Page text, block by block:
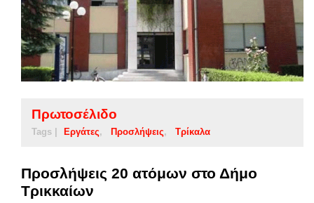
Πρωτοσέλιδο
Tags | Εργάτες Προσλήψεις Τρίκαλα
Προσλήψεις 20 ατόμων στο Δήμο
Τρικκαίων